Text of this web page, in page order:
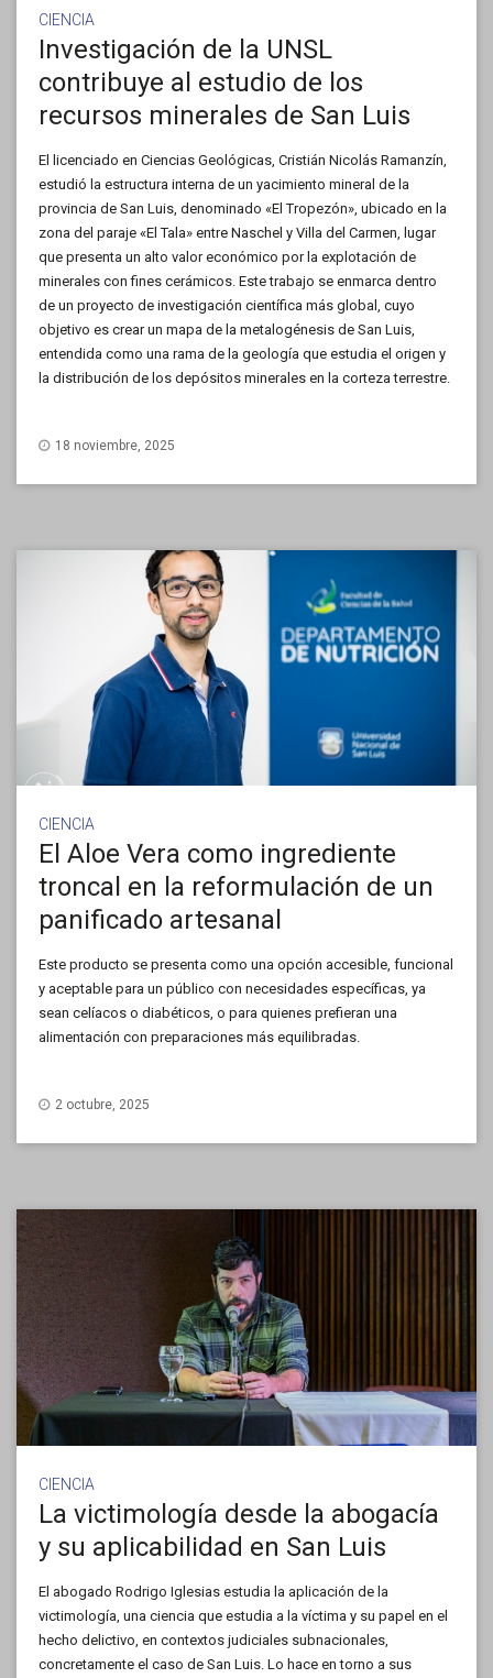
CIENCIA
Investigación de la UNSL
contribuye al estudio de los
recursos minerales de San Luis
El licenciado en Ciencias Geológicas, Cristián Nicolás Ramanzín,
estudió la estructura interna de un yacimiento mineral de la
provincia de San Luis, denominado «El Tropezón», ubicado en la
zona del paraje «El Tala» entre Naschel y Villa del Carmen, lugar
que presenta un alto valor económico por la explotación de
minerales con fines cerámicos. Este trabajo se enmarca dentro
de un proyecto de investigación científica más global, cuyo
objetivo es crear un mapa de la metalogénesis de San Luis,
entendida como una rama de la geología que estudia el origen y
la distribución de los depósitos minerales en la corteza terrestre.
18 noviembre, 2025
CIENCIA
El Aloe Vera como ingrediente
troncal en la reformulación de un
panificado artesanal
Este producto se presenta como una opción accesible, funcional
y aceptable para un público con necesidades específicas, ya
sean celíacos o diabéticos, o para quienes prefieran una
alimentación con preparaciones más equilibradas.
2 octubre, 2025
CIENCIA
La victimología desde la abogacía
y su aplicabilidad en San Luis
El abogado Rodrigo Iglesias estudia la aplicación de la
victimología, una ciencia que estudia a la víctima y su papel en el
hecho delictivo, en contextos judiciales subnacionales,
concretamente el caso de San Luis. Lo hace en torno a sus